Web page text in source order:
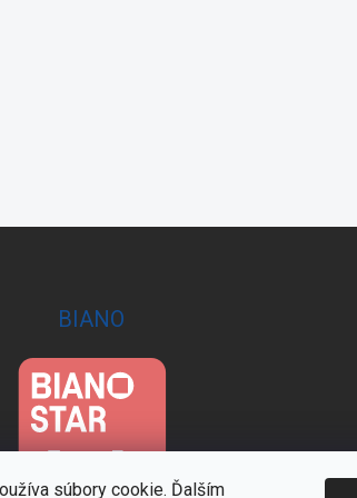
súbory cookie. Ďalším
BIANO